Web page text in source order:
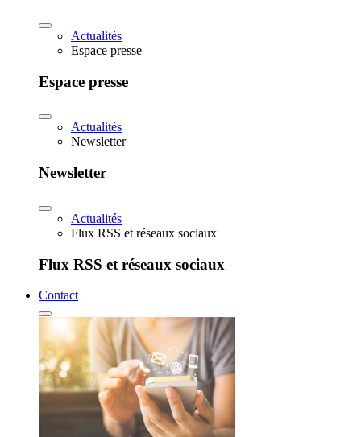
Actualités
Espace presse
Espace presse
Actualités
Newsletter
Newsletter
Actualités
Flux RSS et réseaux sociaux
Flux RSS et réseaux sociaux
Contact